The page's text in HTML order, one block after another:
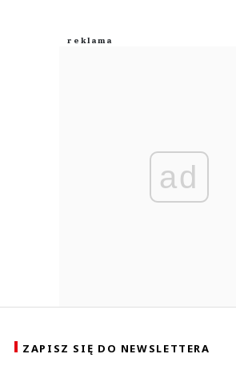
ad
ZAPISZ SIĘ DO NEWSLETTERA